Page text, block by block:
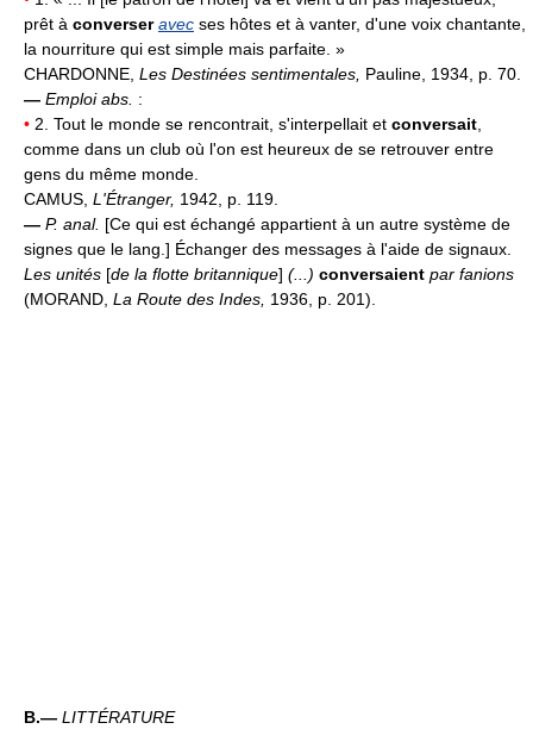
prêt à converseravec ses hôtes et à vanter, d'une voix chantante,
la nourriture qui est simple mais parfaite. »
CHARDONNE, Les Destinées sentimentales, Pauline, 1934, p. 70.
— Emploi abs. :
• 2. Tout le monde se rencontrait, s'interpellait et conversait,
comme dans un club où l'on est heureux de se retrouver entre
gens du même monde.
CAMUS, L'Étranger, 1942, p. 119.
— P. anal. [Ce qui est échangé appartient à un autre système de
signes que le lang.] Échanger des messages à l'aide de signaux.
Les unités [de la flotte britannique] (...) conversaient par fanions
(MORAND, La Route des Indes, 1936, p. 201).
B.— LITTÉRATURE